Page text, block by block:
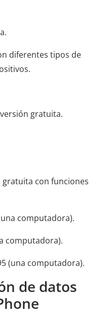
diferentes tipos de
gratuita.
con funciones
computadora).
computadora).
(una computadora).
de datos